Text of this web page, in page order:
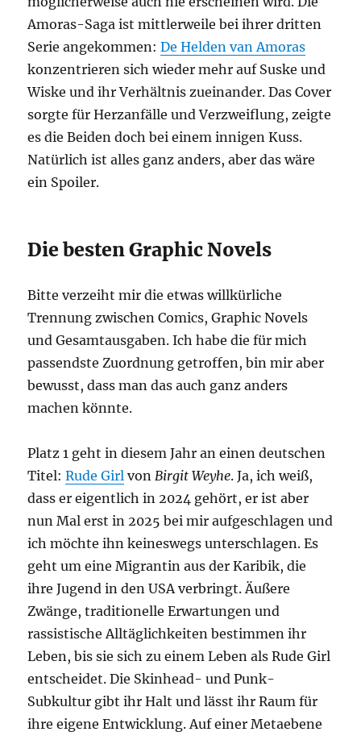
Amoras-Saga ist mittlerweile bei ihrer dritten
Serie angekommen:De Helden van Amoras
konzentrieren sich wieder mehr auf Suske und
Wiske und ihr Verhältnis zueinander. Das Cover
sorgte für Herzanfälle und Verzweiflung, zeigte
es die Beiden doch bei einem innigen Kuss.
Natürlich ist alles ganz anders, aber das wäre
ein Spoiler.
Die besten Graphic Novels
Bitte verzeiht mir die etwas willkürliche
Trennung zwischen Comics, Graphic Novels
und Gesamtausgaben. Ich habe die für mich
passendste Zuordnung getroffen, bin mir aber
bewusst, dass man das auch ganz anders
machen könnte.
Platz 1 geht in diesem Jahr an einen deutschen
Titel:Rude Girl von Birgit Weyhe. Ja, ich weiß,
dass er eigentlich in 2024 gehört, er ist aber
nun Mal erst in 2025 bei mir aufgeschlagen und
ich möchte ihn keineswegs unterschlagen. Es
geht um eine Migrantin aus der Karibik, die
ihre Jugend in den USA verbringt. Äußere
Zwänge, traditionelle Erwartungen und
rassistische Alltäglichkeiten bestimmen ihr
Leben, bis sie sich zu einem Leben als Rude Girl
entscheidet. Die Skinhead- und Punk-
Subkultur gibt ihr Halt und lässt ihr Raum für
ihre eigene Entwicklung. Auf einer Metaebene